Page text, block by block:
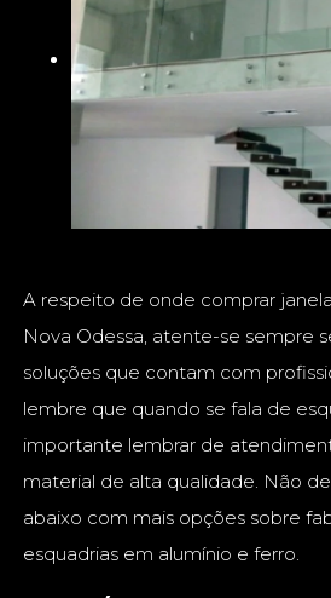
A respeito de onde comprar
Nova Odessa, atente-se sempre
soluções que contam com
lembre que quando se fala de
importante lembrar de
material de alta qualidade. Não
abaixo com mais opções sobre
esquadrias em alumínio e ferro.